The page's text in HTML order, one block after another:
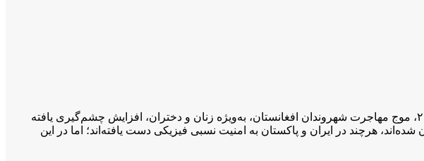
به دنبال تهدیدهای امنیتی و محدودیت‌های گسترده بر زنان و دختران پس از بازگشت طالبان به قدرت در اگست ۲۰۲۱، موج مهاجرت شهروندان افغانستان، به‌ویژه زنان و دختران، افزایش چشم‌گیری یافته
هرچند در ایران و پاکستان به امنیت نسبی فیزیکی دست یافته‌اند؛ اما در این